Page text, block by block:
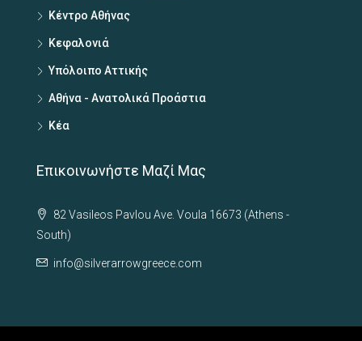
Κέντρο Αθήνας
Κεφαλονιά
Υπόλοιπο Αττικής
Αθήνα - Ανατολικά Προάστια
Κέα
Επικοινωνήστε Μαζί Μας
82 Vasileos Pavlou Ave. Voula 16673 (Athens -
South)
info@silverarrowgreece.com